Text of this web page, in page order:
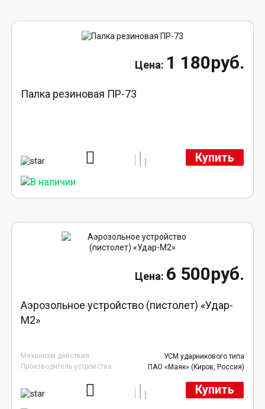
1 180руб.
Палка резиновая ПР-73
Купить
6 500руб.
Аэрозольное устройство (пистолет) «Удар-
М2»
Механизм действия
УСМ ударникового типа
Производитель устройства
ПАО «Маяк» (Киров, Россия)
Купить